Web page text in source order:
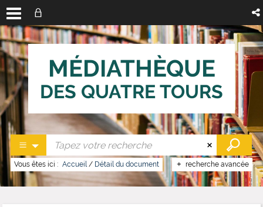
MÉDIATHÈQUE
DES QUATRE TOURS
recherche avancée
Vous êtes ici : Accueil / Détail du document